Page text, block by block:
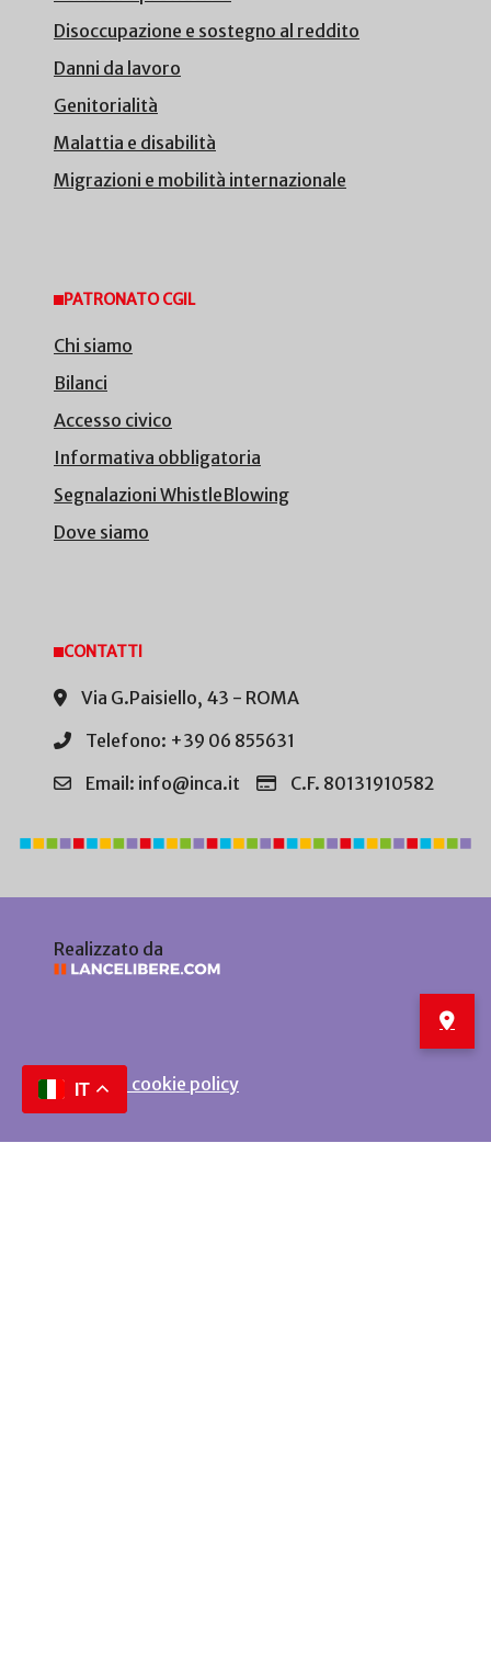
Disoccupazione e sostegno al reddito
Danni da lavoro
Genitorialità
Malattia e disabilità
Migrazioni e mobilità internazionale
PATRONATO CGIL
Chi siamo
Bilanci
Accesso civico
Informativa obbligatoria
Segnalazioni WhistleBlowing
Dove siamo
CONTATTI
Via G.Paisiello, 43 - ROMA
Telefono: +39 06 855631
Email: info@inca.it
C.F. 80131910582
Realizzato da
Privacy e cookie policy
IT